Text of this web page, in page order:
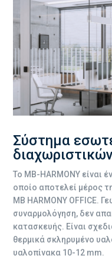
Σύστημα
Το MB-HARMONY είναι
οποίο αποτελεί μέρος
MB HARMONY OFFICE.
συναρμολόγηση, δεν
κατασκευής. Είναι
θερμικά σκληρυμένο
υαλοπίνακα 10-12 mm.